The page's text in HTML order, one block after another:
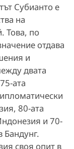
Субианто е
на
Това, по
отдава
и
двата
ата
80-ата
и 70-
Бандунг.
своя опит в